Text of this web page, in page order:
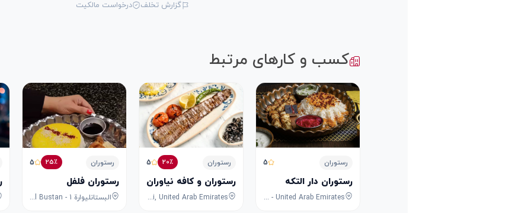
گزارش تخلف درخواست مالکیت
کسب و کارهای مرتبط
رستوران 5
رستوران دار التکه
8F53+FPG - University City Rd - Muwaileh Commercial - Industrial Area - Sharjah - United Arab Emirates
رستوران 20٪ 5
رستوران و کافه نیاوران
Shop G5, MM Towers, 6, Al Maktoum Road, Riggat Al Buteen, Deira, Dubai, Dubai, United Arab Emirates
رستوران 25٪ 5
رستوران فلفل
البستانليوارة 1 - Al Bustan - ليوارة 1 - Ajman - United Arab Emirates